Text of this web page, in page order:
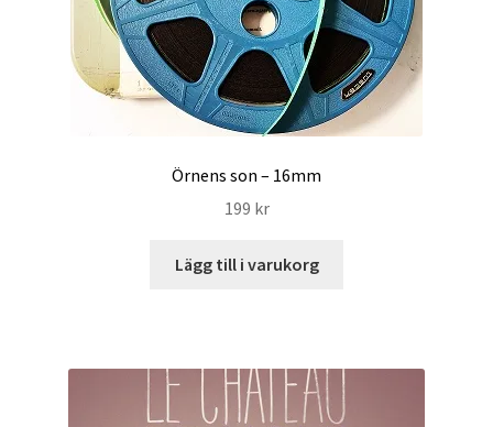
Örnens son – 16mm
199 kr
Lägg till i varukorg